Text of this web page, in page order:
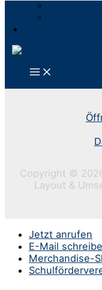
Copyright ©
Layout &
Jetzt anrufen
E-Mail
Merchandise-